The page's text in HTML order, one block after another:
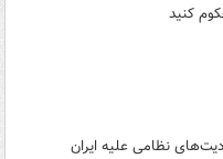
کنید
نظامی علیه ایران